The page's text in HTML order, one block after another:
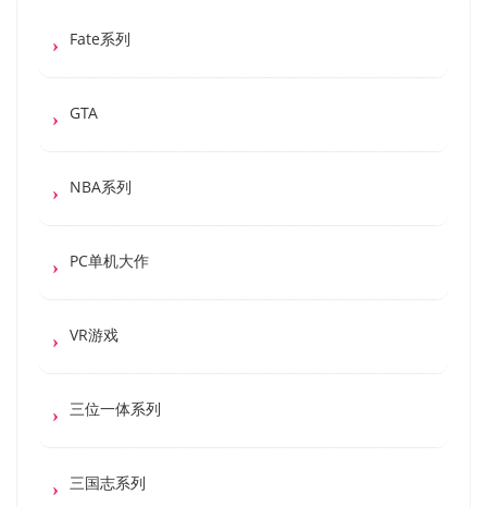
Fate系列
GTA
NBA系列
PC单机大作
VR游戏
三位一体系列
三国志系列